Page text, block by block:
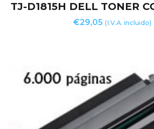
TJ-D1815H DELL TONER
€29,05 (I.V.A. incluido)